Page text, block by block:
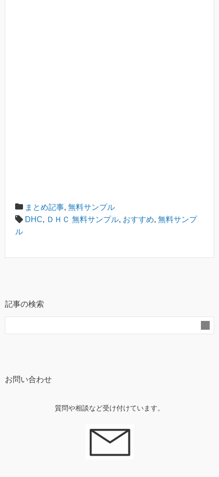
まとめ記事, 無料サンプル
DHC, ＤＨＣ 無料サンプル, おすすめ, 無料サンプ
ル
記事の検索
お問い合わせ
質問や相談など受け付けています。